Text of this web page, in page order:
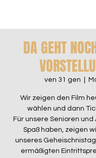
DA GEHT
ven 31 gen
Wir zeigen den Film
wählen und dann
Für unsere Senioren und
Spaß haben, zeigen
unseres
ermäßigten